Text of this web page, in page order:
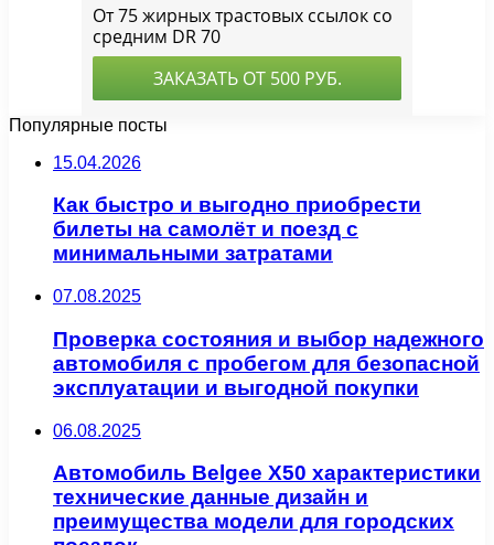
Популярные посты
15.04.2026
Как быстро и выгодно приобрести
билеты на самолёт и поезд с
минимальными затратами
07.08.2025
Проверка состояния и выбор надежного
автомобиля с пробегом для безопасной
эксплуатации и выгодной покупки
06.08.2025
Автомобиль Belgee X50 характеристики
технические данные дизайн и
преимущества модели для городских